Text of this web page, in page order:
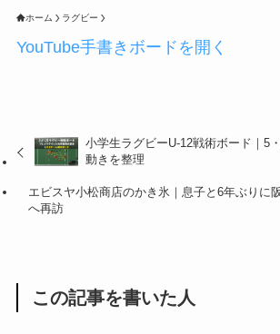
ホーム ラグビー
YouTube手書きボードを開く
小学生ラグビーU-12戦術ボード｜5
動きを整理
エビスヤ小松商店のかき氷｜息子と6年ぶりに
へ再訪
この記事を書いた人